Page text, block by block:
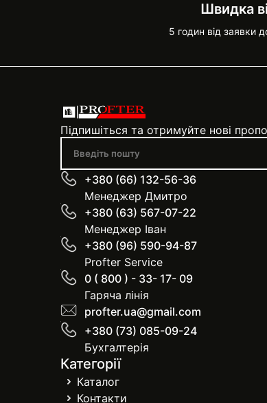
Швидка
5 годин від заявки
Підпишіться та отримуйте нові
+380 (66) 132-56-36
Менеджер Дмитро
+380 (63) 567-07-22
Менеджер Іван
+380 (96) 590-94-87
Profter Service
0 ( 800 ) - 33- 17- 09
Гаряча лінія
profter.ua@gmail.com
+380 (73) 085-09-24
Бухгалтерія
Категорії
Каталог
Контакти